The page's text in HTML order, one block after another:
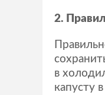
2.
в
капусту